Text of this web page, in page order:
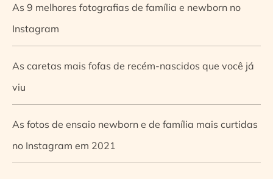
As 9 melhores fotografias de família e newborn no
Instagram
As caretas mais fofas de recém-nascidos que você já
viu
As fotos de ensaio newborn e de família mais curtidas
no Instagram em 2021